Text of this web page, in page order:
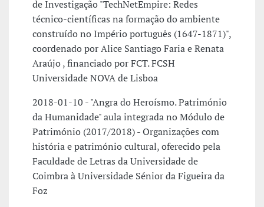
de Investigação "TechNetEmpire: Redes
técnico-científicas na formação do ambiente
construído no Império português (1647-1871)",
coordenado por Alice Santiago Faria e Renata
Araújo , financiado por FCT. FCSH
Universidade NOVA de Lisboa
2018-01-10 - "Angra do Heroísmo. Património
da Humanidade" aula integrada no Módulo de
Património (2017/2018) - Organizações com
história e património cultural, oferecido pela
Faculdade de Letras da Universidade de
Coimbra à Universidade Sénior da Figueira da
Foz